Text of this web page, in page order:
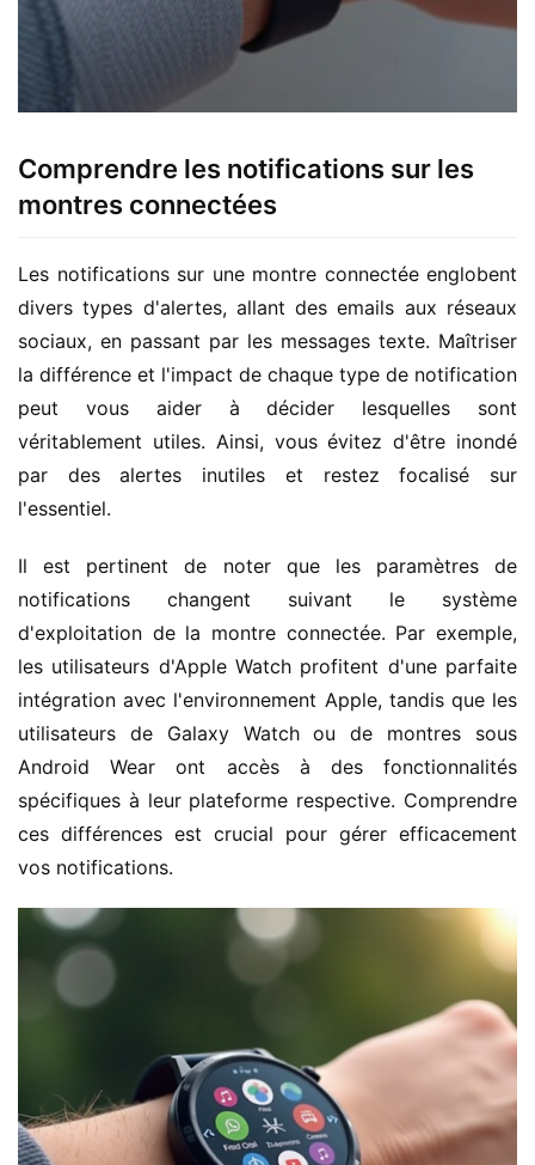
Comprendre les notifications sur les
montres connectées
Les notifications sur une montre connectée englobent
divers types d'alertes, allant des emails aux réseaux
sociaux, en passant par les messages texte. Maîtriser
la différence et l'impact de chaque type de notification
peut vous aider à décider lesquelles sont
véritablement utiles. Ainsi, vous évitez d'être inondé
par des alertes inutiles et restez focalisé sur
l'essentiel.
Il est pertinent de noter que les paramètres de
notifications changent suivant le système
d'exploitation de la montre connectée. Par exemple,
les utilisateurs d'Apple Watch profitent d'une parfaite
intégration avec l'environnement Apple, tandis que les
utilisateurs de Galaxy Watch ou de montres sous
Android Wear ont accès à des fonctionnalités
spécifiques à leur plateforme respective. Comprendre
ces différences est crucial pour gérer efficacement
vos notifications.